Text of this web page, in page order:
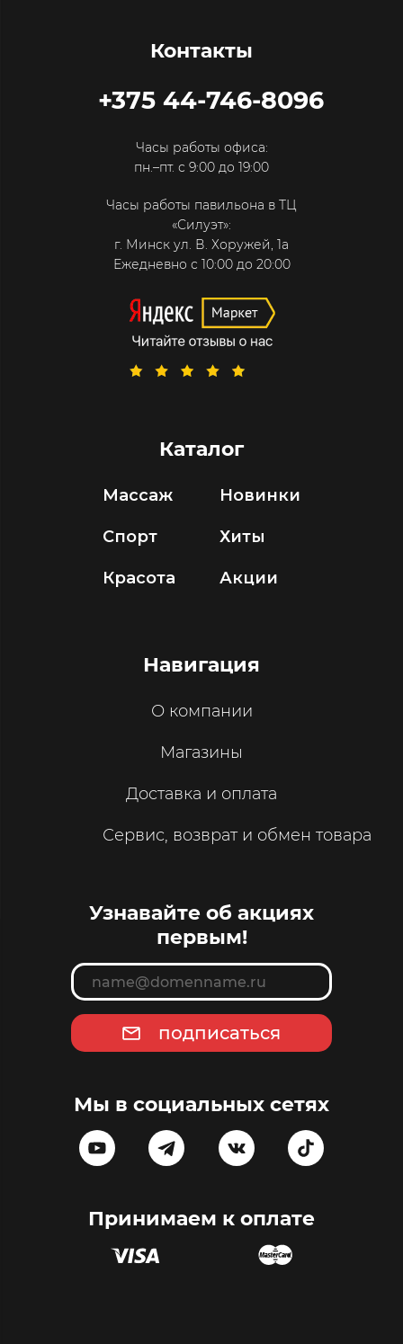
Контакты
+375 44-746-8096
Часы работы офиса:
пн.–пт. с 9:00 до 19:00
Часы работы павильона в ТЦ
«Силуэт»:
г. Минск ул. В. Хоружей, 1а
Ежедневно с 10:00 до 20:00
Каталог
Массаж
Спорт
Красота
Новинки
Хиты
Акции
Навигация
О компании
Магазины
Доставка и оплата
Сервис, возврат и обмен товара
Узнавайте об акциях
первым!
подписаться
Мы в социальных сетях
Принимаем к оплате